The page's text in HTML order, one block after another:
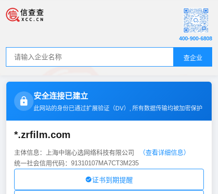
查企业
400-900-6808
安全连接已建立
此网站的身份已通过扩展验证（DV）, 所有数据传输均被加密保护
*.zrfilm.com
主体信息：上海中瑞心选网络科技有限公司
（查看详细信息）
统一社会信用代码：91310107MA7CT3M235
证书到期提醒